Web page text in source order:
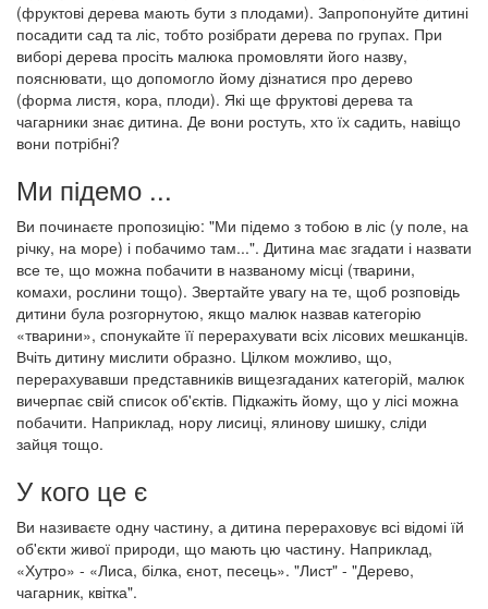
(фруктові дерева мають бути з плодами). Запропонуйте дитині
посадити сад та ліс, тобто розібрати дерева по групах. При
виборі дерева просіть малюка промовляти його назву,
пояснювати, що допомогло йому дізнатися про дерево
(форма листя, кора, плоди). Які ще фруктові дерева та
чагарники знає дитина. Де вони ростуть, хто їх садить, навіщо
вони потрібні?
Ми підемо ...
Ви починаєте пропозицію: "Ми підемо з тобою в ліс (у поле, на
річку, на море) і побачимо там...". Дитина має згадати і назвати
все те, що можна побачити в названому місці (тварини,
комахи, рослини тощо). Звертайте увагу на те, щоб розповідь
дитини була розгорнутою, якщо малюк назвав категорію
«тварини», спонукайте її перерахувати всіх лісових мешканців.
Вчіть дитину мислити образно. Цілком можливо, що,
перерахувавши представників вищезгаданих категорій, малюк
вичерпає свій список об'єктів. Підкажіть йому, що у лісі можна
побачити. Наприклад, нору лисиці, ялинову шишку, сліди
зайця тощо.
У кого це є
Ви називаєте одну частину, а дитина перераховує всі відомі їй
об'єкти живої природи, що мають цю частину. Наприклад,
«Хутро» - «Лиса, білка, єнот, песець». "Лист" - "Дерево,
чагарник, квітка".